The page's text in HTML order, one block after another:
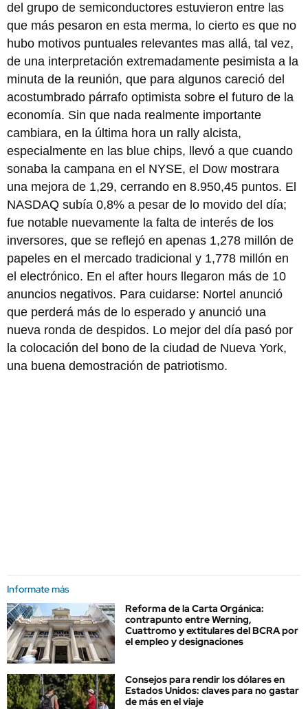
del grupo de semiconductores estuvieron entre las
que más pesaron en esta merma, lo cierto es que no
hubo motivos puntuales relevantes mas allá, tal vez,
de una interpretación extremadamente pesimista a la
minuta de la reunión, que para algunos careció del
acostumbrado párrafo optimista sobre el futuro de la
economía. Sin que nada realmente importante
cambiara, en la última hora un rally alcista,
especialmente en las blue chips, llevó a que cuando
sonaba la campana en el NYSE, el Dow mostrara
una mejora de 1,29, cerrando en 8.950,45 puntos. El
NASDAQ subía 0,8% a pesar de lo movido del día;
fue notable nuevamente la falta de interés de los
inversores, que se reflejó en apenas 1,278 millón de
papeles en el mercado tradicional y 1,778 millón en
el electrónico. En el after hours llegaron más de 10
anuncios negativos. Para cuidarse: Nortel anunció
que perderá más de lo esperado y anunció una
nueva ronda de despidos. Lo mejor del día pasó por
la colocación del bono de la ciudad de Nueva York,
una buena demostración de patriotismo.
Informate más
Reforma de la Carta Orgánica:
contrapunto entre Werning,
Cuattromo y extitulares del BCRA por
el empleo y designaciones
Consejos para rendir los dólares en
Estados Unidos: claves para no gastar
de más en el viaje